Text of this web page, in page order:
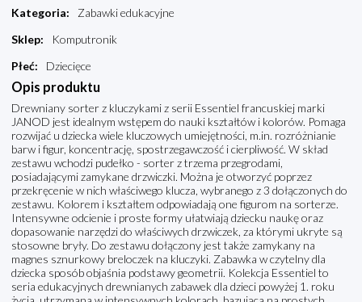
Kategoria:
Zabawki edukacyjne
Sklep:
Komputronik
Płeć: Dziecięce
Opis produktu
Drewniany sorter z kluczykami z serii Essentiel francuskiej marki
JANOD jest idealnym wstępem do nauki kształtów i kolorów. Pomaga
rozwijać u dziecka wiele kluczowych umiejętności, m.in. rozróżnianie
barw i figur, koncentrację, spostrzegawczość i cierpliwość. W skład
zestawu wchodzi pudełko - sorter z trzema przegrodami,
posiadającymi zamykane drzwiczki. Można je otworzyć poprzez
przekręcenie w nich właściwego klucza, wybranego z 3 dołączonych do
zestawu. Kolorem i kształtem odpowiadają one figurom na sorterze.
Intensywne odcienie i proste formy ułatwiają dziecku naukę oraz
dopasowanie narzędzi do właściwych drzwiczek, za którymi ukryte są
stosowne bryły. Do zestawu dołączony jest także zamykany na
magnes sznurkowy breloczek na kluczyki. Zabawka w czytelny dla
dziecka sposób objaśnia podstawy geometrii. Kolekcja Essentiel to
seria edukacyjnych drewnianych zabawek dla dzieci powyżej 1. roku